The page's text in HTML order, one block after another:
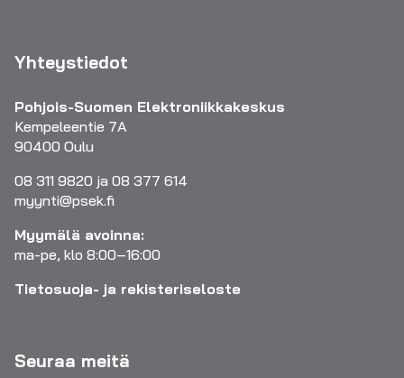
Yhteystiedot
Pohjois-Suomen Elektroniikkakeskus
Kempeleentie 7A
90400 Oulu
08 311 9820 ja 08 377 614
myynti@psek.fi
Myymälä avoinna:
ma-pe, klo 8:00–16:00
Tietosuoja- ja rekisteriseloste
Seuraa meitä